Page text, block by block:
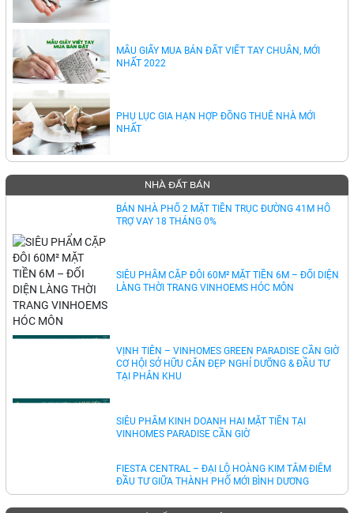
MẪU GIẤY MUA BÁN ĐẤT VIẾT TAY CHUẨN, MỚI
NHẤT 2022
PHỤ LỤC GIA HẠN HỢP ĐỒNG THUÊ NHÀ MỚI
NHẤT
NHÀ ĐẤT BÁN
TẠI PHÂN KHU
SIÊU PHẨM KINH DOANH HAI MẶT TIỀN TẠI
VINHOMES PARADISE CẦN GIỜ